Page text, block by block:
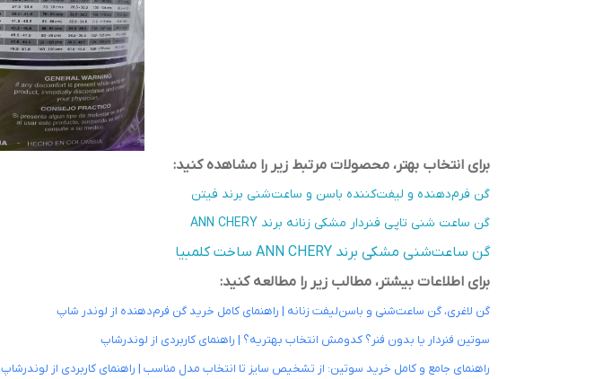
برای انتخاب بهتر، محصولات مرتبط زیر را مشاهده کنید:
گن فرم‌دهنده و لیفت‌کننده باسن و ساعت‌شنی برند فیتن
گن ساعت شنی تاپی فنردار مشکی زنانه برند ANN CHERY
گن ساعت‌شنی مشکی برند ANN CHERY ساخت کلمبیا
برای اطلاعات بیشتر، مطالب زیر را مطالعه کنید:
گن لاغری، گن ساعت‌شنی و باسن‌لیفت زنانه | راهنمای کامل خرید گن فرم‌دهنده از لوندر شاپ
سوتین فنردار یا بدون فنر؟ کدومش انتخاب بهتریه؟ | راهنمای کاربردی از لوندرشاپ
راهنمای جامع و کامل خرید سوتین: از تشخیص سایز تا انتخاب مدل مناسب | راهنمای کاربردی از لوندرشاپ